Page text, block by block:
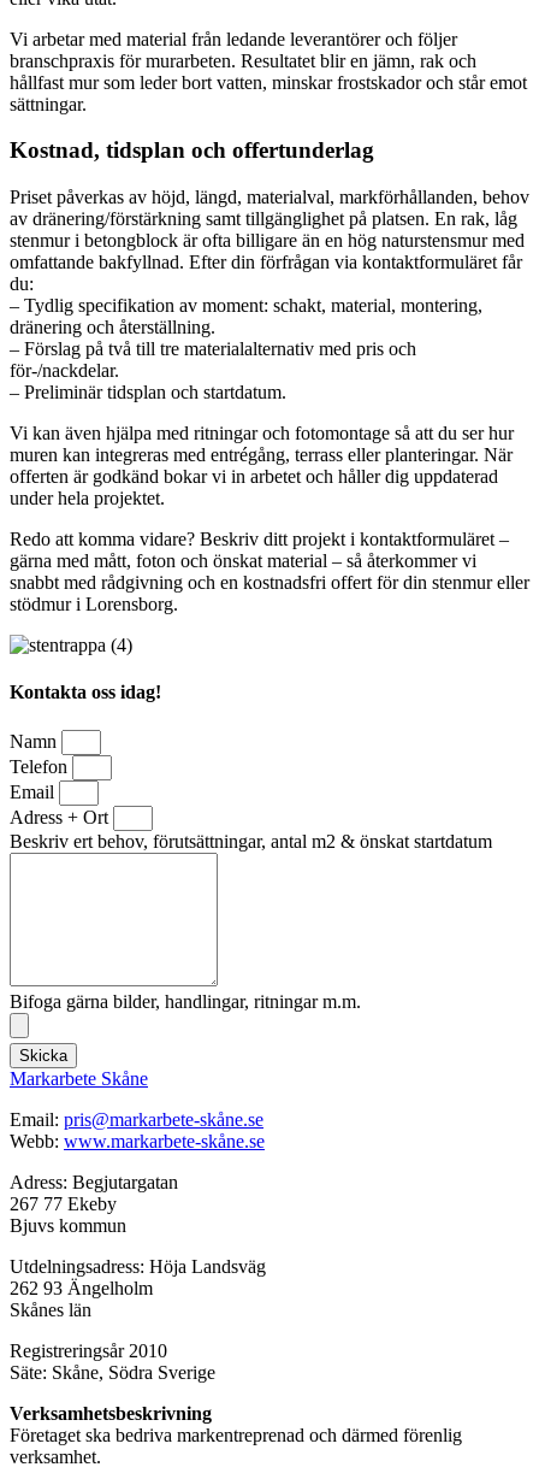
Vi arbetar med material från ledande leverantörer och följer
branschpraxis för murarbeten. Resultatet blir en jämn, rak och
hållfast mur som leder bort vatten, minskar frostskador och står emot
sättningar.
Kostnad, tidsplan och offertunderlag
Priset påverkas av höjd, längd, materialval, markförhållanden, behov
av dränering/förstärkning samt tillgänglighet på platsen. En rak, låg
stenmur i betongblock är ofta billigare än en hög naturstensmur med
omfattande bakfyllnad. Efter din förfrågan via kontaktformuläret får
du:
– Tydlig specifikation av moment: schakt, material, montering,
dränering och återställning.
– Förslag på två till tre materialalternativ med pris och
för-/nackdelar.
– Preliminär tidsplan och startdatum.
Vi kan även hjälpa med ritningar och fotomontage så att du ser hur
muren kan integreras med entrégång, terrass eller planteringar. När
offerten är godkänd bokar vi in arbetet och håller dig uppdaterad
under hela projektet.
Redo att komma vidare? Beskriv ditt projekt i kontaktformuläret –
gärna med mått, foton och önskat material – så återkommer vi
snabbt med rådgivning och en kostnadsfri offert för din stenmur eller
stödmur i Lorensborg.
Kontakta oss idag!
Namn
Telefon
Email
Adress + Ort
Beskriv ert behov, förutsättningar, antal m2 & önskat startdatum
Bifoga gärna bilder, handlingar, ritningar m.m.
Skicka
Markarbete Skåne
Email: pris@markarbete-skåne.se
Webb: www.markarbete-skåne.se
Adress: Begjutargatan
267 77 Ekeby
Bjuvs kommun
Utdelningsadress: Höja Landsväg
262 93 Ängelholm
Skånes län
Registreringsår 2010
Säte: Skåne, Södra Sverige
Verksamhetsbeskrivning
Företaget ska bedriva markentreprenad och därmed förenlig
verksamhet.